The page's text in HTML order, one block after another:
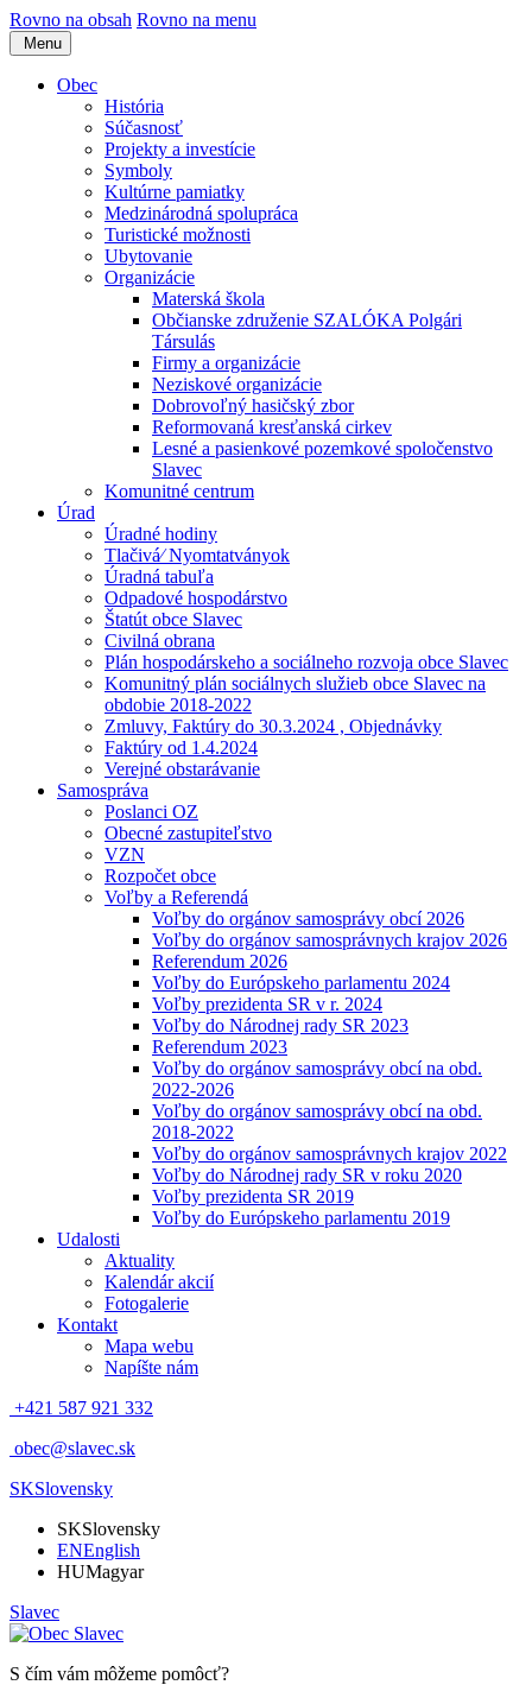
Rovno na obsah Rovno na menu
Menu
Obec
História
Súčasnosť
Projekty a investície
Symboly
Kultúrne pamiatky
Medzinárodná spolupráca
Turistické možnosti
Ubytovanie
Organizácie
Materská škola
Občianske združenie SZALÓKA Polgári
Társulás
Firmy a organizácie
Neziskové organizácie
Dobrovoľný hasičský zbor
Reformovaná kresťanská cirkev
Lesné a pasienkové pozemkové spoločenstvo
Slavec
Komunitné centrum
Úrad
Úradné hodiny
Tlačivá⁄ Nyomtatványok
Úradná tabuľa
Odpadové hospodárstvo
Štatút obce Slavec
Civilná obrana
Plán hospodárskeho a sociálneho rozvoja obce Slavec
Komunitný plán sociálnych služieb obce Slavec na
obdobie 2018-2022
Zmluvy, Faktúry do 30.3.2024 , Objednávky
Faktúry od 1.4.2024
Verejné obstarávanie
Samospráva
Poslanci OZ
Obecné zastupiteľstvo
VZN
Rozpočet obce
Voľby a Referendá
Voľby do orgánov samosprávy obcí 2026
Voľby do orgánov samosprávnych krajov 2026
Referendum 2026
Voľby do Európskeho parlamentu 2024
Voľby prezidenta SR v r. 2024
Voľby do Národnej rady SR 2023
Referendum 2023
Voľby do orgánov samosprávy obcí na obd.
2022-2026
Voľby do orgánov samosprávy obcí na obd.
2018-2022
Voľby do orgánov samosprávnych krajov 2022
Voľby do Národnej rady SR v roku 2020
Voľby prezidenta SR 2019
Voľby do Európskeho parlamentu 2019
Udalosti
Aktuality
Kalendár akcií
Fotogalerie
Kontakt
Mapa webu
Napíšte nám
+421 587 921 332
obec@slavec.sk
SKSlovensky
SKSlovensky
ENEnglish
HUMagyar
Slavec
S čím vám môžeme pomôcť?